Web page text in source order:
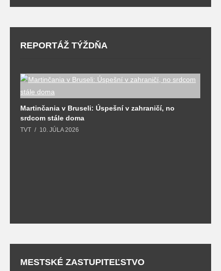
REPORTÁŽ TÝŽDŇA
Martinčania v Bruseli: Úspešní v zahraničí, no
srdcom stále doma
TVT 10. JÚLA 2026
MESTSKÉ ZASTUPITEĽSTVO